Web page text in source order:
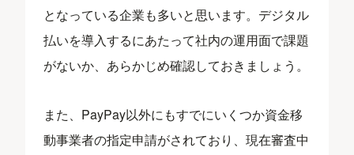
となっている企業も多いと思います。デジタル
払いを導入するにあたって社内の運用面で課題
がないか、あらかじめ確認しておきましょう。
また、PayPay以外にもすでにいくつか資金移
動事業者の指定申請がされており、現在審査中